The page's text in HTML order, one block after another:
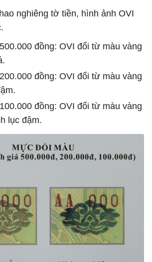
nghiêng tờ tiền, hình ảnh OVI
đồng: OVI đổi từ màu vàng
đồng: OVI đổi từ màu vàng
đồng: OVI đổi từ màu vàng
lục đậm.